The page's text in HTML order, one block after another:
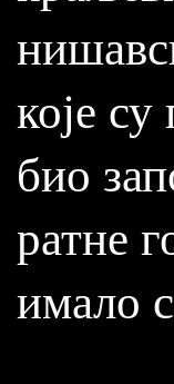
које
био
ратне
имало